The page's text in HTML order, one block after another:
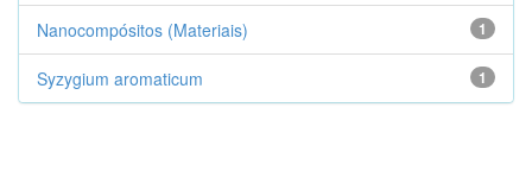
1
Nanocompósitos (Materiais)
1
Syzygium aromaticum